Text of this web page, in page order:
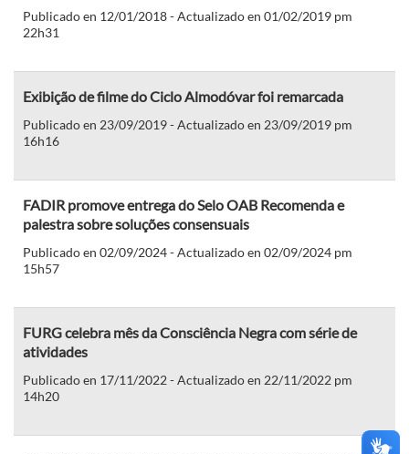
Publicado en 12/01/2018 - Actualizado en 01/02/2019 pm
22h31
Exibição de filme do Ciclo Almodóvar foi remarcada
Publicado en 23/09/2019 - Actualizado en 23/09/2019 pm
16h16
FADIR promove entrega do Selo OAB Recomenda e
palestra sobre soluções consensuais
Publicado en 02/09/2024 - Actualizado en 02/09/2024 pm
15h57
FURG celebra mês da Consciência Negra com série de
atividades
Publicado en 17/11/2022 - Actualizado en 22/11/2022 pm
14h20